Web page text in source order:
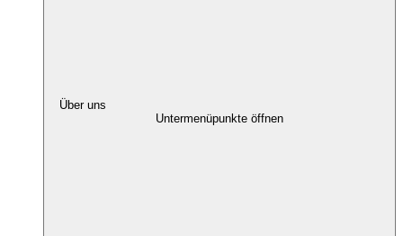
Über uns
Untermenüpunkte öffnen